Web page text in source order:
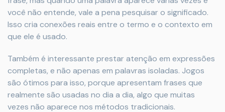
você não entende, vale a pena pesquisar o significado.
Isso cria conexões reais entre o termo e o contexto em
que ele é usado.
Também é interessante prestar atenção em expressões
completas, e não apenas em palavras isoladas. Jogos
são ótimos para isso, porque apresentam frases que
realmente são usadas no dia a dia, algo que muitas
vezes não aparece nos métodos tradicionais.